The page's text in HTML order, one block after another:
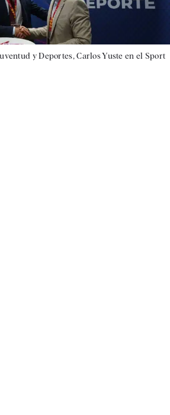
y Deportes, Carlos Yuste en el Sport